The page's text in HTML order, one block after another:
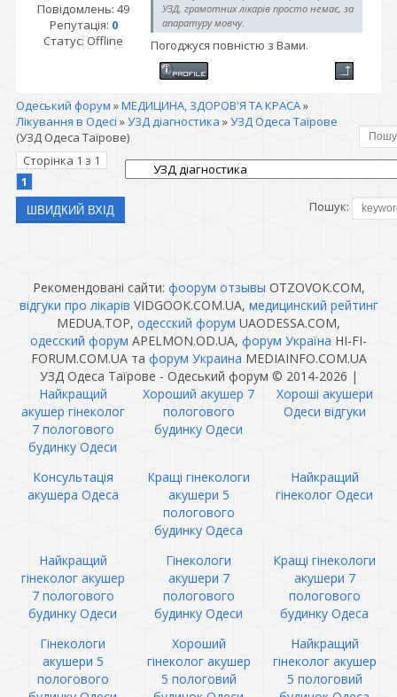
Повідомлень: 49
Репутація: 0
Статус: Offline
УЗД, грамотних лікарів просто немає, за
апаратуру мовчу.
Погоджуся повністю з Вами.
Одеський форум »МЕДИЦИНА, ЗДОРОВ'Я ТА КРАСА»
Лікування в Одесі »УЗД діагностика »УЗД Одеса Таїрове
(УЗД Одеса Таїрове)
Сторінка 1 з 1
1
Пошук:
Рекомендовані сайти: фоорум отзывы OTZOVOK.COM,
відгуки про лікарів VIDGOOK.COM.UA, медицинский рейтинг
MEDUA.TOP, одесский форум UAODESSA.COM,
одесский форум APELMON.OD.UA, форум Україна HI-FI-
FORUM.COM.UA та форум Украина MEDIAINFO.COM.UA
УЗД Одеса Таїрове - Одеський форум © 2014-2026 |
Найкращий
акушер гінеколог
7 пологового
будинку Одеси
Хороший акушер 7
пологового
будинку Одеси
Хороші акушери
Одеси відгуки
Консультація
акушера Одеса
Кращі гінекологи
акушери 5
пологового
будинку Одеса
Найкращий
гінеколог Одеси
Найкращий
гінеколог акушер
7 пологового
будинку Одеси
Гінекологи
акушери 7
пологового
будинку Одеси
Кращі гінекологи
акушери 7
пологового
будинку Одеса
Гінекологи
акушери 5
пологового
Хороший
гінеколог акушер
5 пологовий
Найкращий
гінеколог акушер
5 пологовий